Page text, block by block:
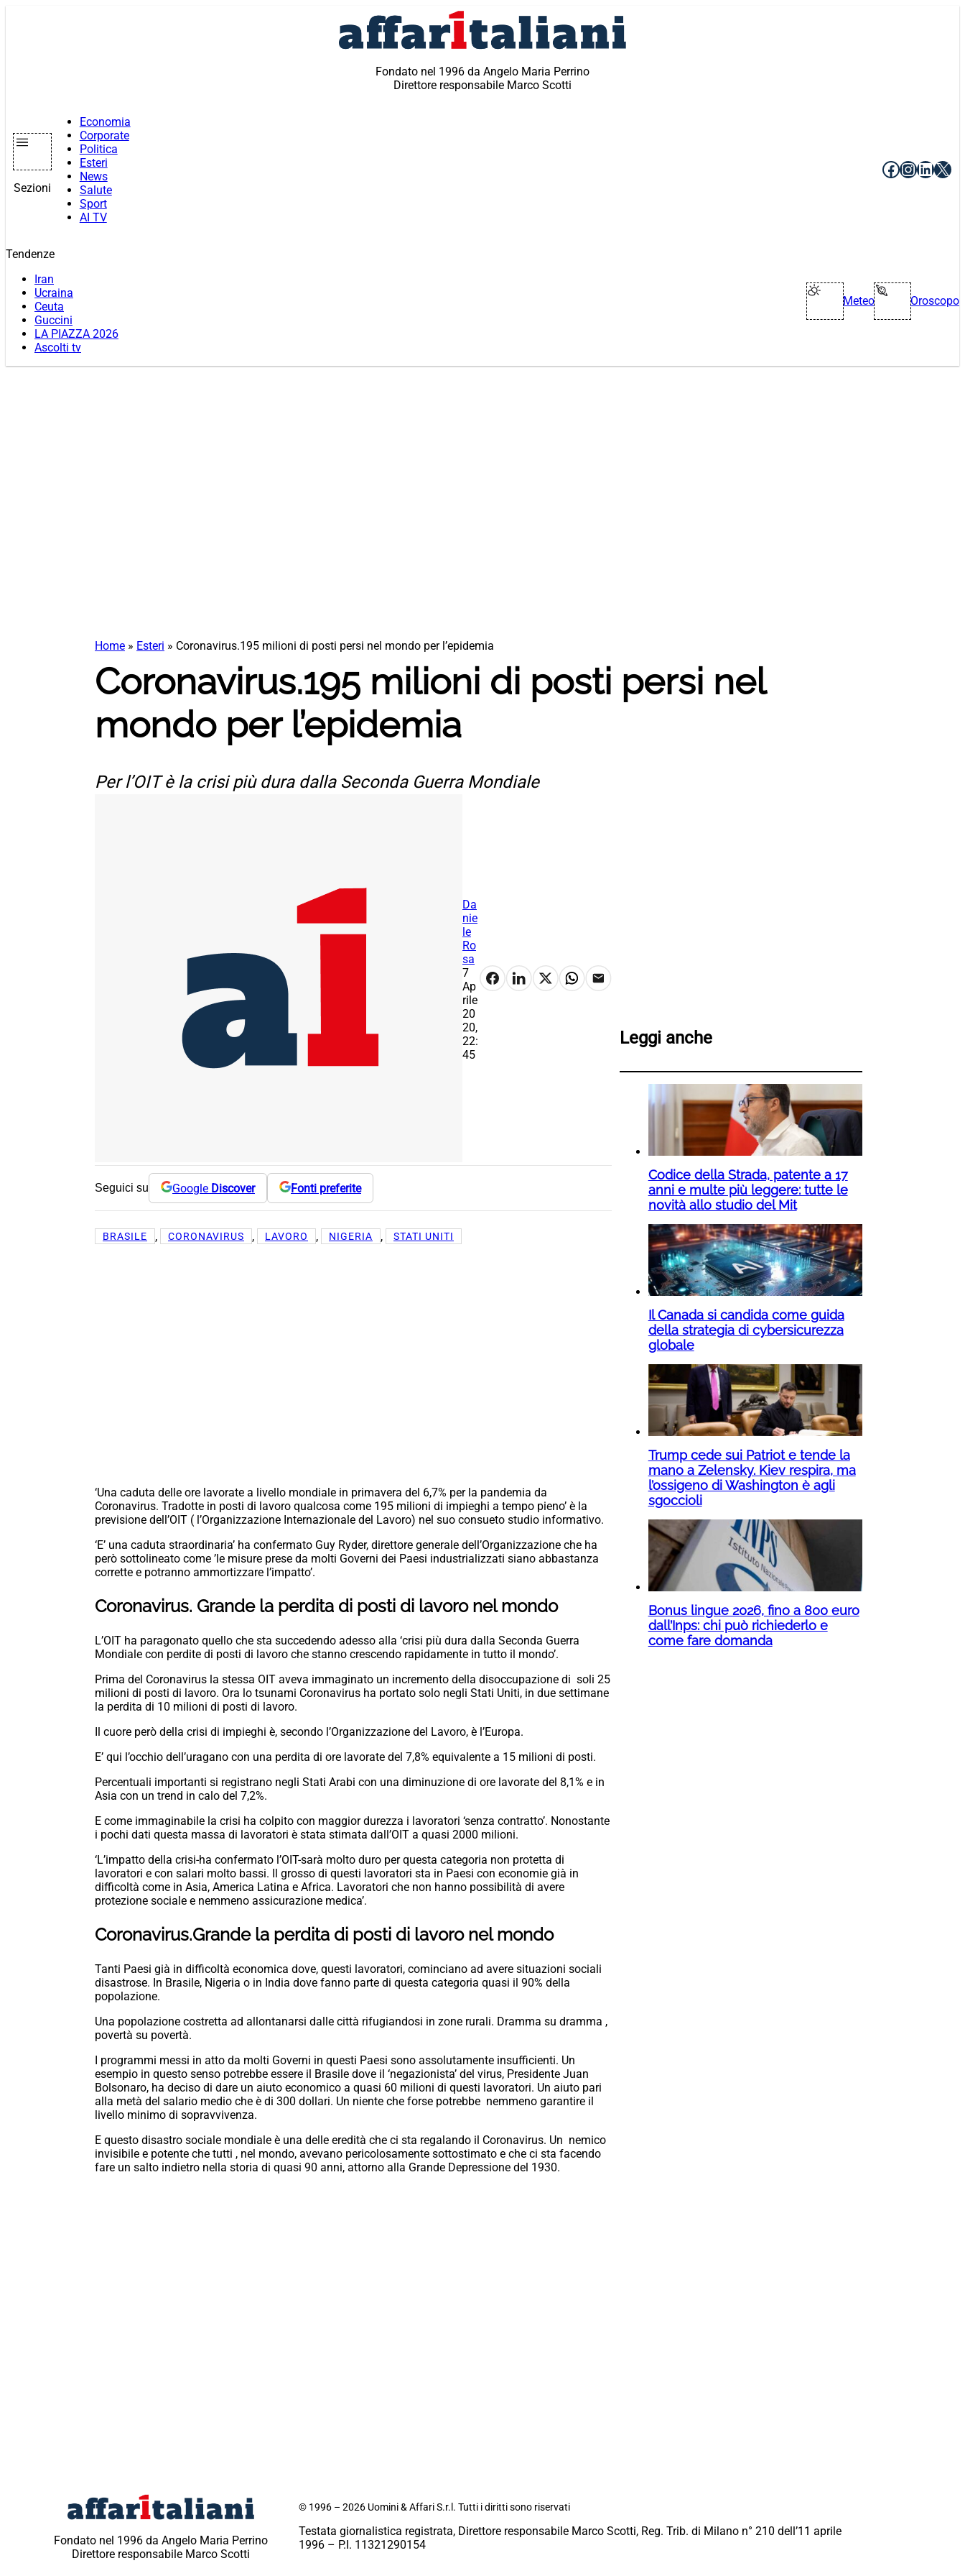
Fondato nel 1996 da Angelo Maria Perrino
Direttore responsabile Marco Scotti
Sezioni
Economia
Corporate
Politica
Esteri
News
Salute
Sport
AI TV
Facebook
X
Tendenze
Iran
Ucraina
Ceuta
Guccini
LA PIAZZA 2026
Ascolti tv
Meteo Oroscopo
Home » Esteri » Coronavirus.195 milioni di posti persi nel mondo per l’epidemia
Coronavirus.195 milioni di posti persi nel
mondo per l’epidemia
Per l’OIT è la crisi più dura dalla Seconda Guerra Mondiale
Da
nie
le
Ro
sa
7
Ap
rile
20
20,
22:
45
Seguici su Google Discover Fonti preferite
BRASILE , CORONAVIRUS , LAVORO , NIGERIA , STATI UNITI
‘Una caduta delle ore lavorate a livello mondiale in primavera del 6,7% per la pandemia da
Coronavirus. Tradotte in posti di lavoro qualcosa come 195 milioni di impieghi a tempo pieno’ è la
previsione dell’OIT ( l’Organizzazione Internazionale del Lavoro) nel suo consueto studio informativo.
‘E’ una caduta straordinaria’ ha confermato Guy Ryder, direttore generale dell’Organizzazione che ha
però sottolineato come ’le misure prese da molti Governi dei Paesi industrializzati siano abbastanza
corrette e potranno ammortizzare l’impatto’.
Coronavirus. Grande la perdita di posti di lavoro nel mondo
L’OIT ha paragonato quello che sta succedendo adesso alla ‘crisi più dura dalla Seconda Guerra
Mondiale con perdite di posti di lavoro che stanno crescendo rapidamente in tutto il mondo’.
Prima del Coronavirus la stessa OIT aveva immaginato un incremento della disoccupazione di soli 25
milioni di posti di lavoro. Ora lo tsunami Coronavirus ha portato solo negli Stati Uniti, in due settimane
la perdita di 10 milioni di posti di lavoro.
Il cuore però della crisi di impieghi è, secondo l’Organizzazione del Lavoro, è l’Europa.
E’ qui l’occhio dell’uragano con una perdita di ore lavorate del 7,8% equivalente a 15 milioni di posti.
Percentuali importanti si registrano negli Stati Arabi con una diminuzione di ore lavorate del 8,1% e in
Asia con un trend in calo del 7,2%.
E come immaginabile la crisi ha colpito con maggior durezza i lavoratori ‘senza contratto’. Nonostante
i pochi dati questa massa di lavoratori è stata stimata dall’OIT a quasi 2000 milioni.
‘L’impatto della crisi-ha confermato l’OIT-sarà molto duro per questa categoria non protetta di
lavoratori e con salari molto bassi. Il grosso di questi lavoratori sta in Paesi con economie già in
difficoltà come in Asia, America Latina e Africa. Lavoratori che non hanno possibilità di avere
protezione sociale e nemmeno assicurazione medica’.
Coronavirus.Grande la perdita di posti di lavoro nel mondo
Tanti Paesi già in difficoltà economica dove, questi lavoratori, cominciano ad avere situazioni sociali
disastrose. In Brasile, Nigeria o in India dove fanno parte di questa categoria quasi il 90% della
popolazione.
Una popolazione costretta ad allontanarsi dalle città rifugiandosi in zone rurali. Dramma su dramma ,
povertà su povertà.
I programmi messi in atto da molti Governi in questi Paesi sono assolutamente insufficienti. Un
esempio in questo senso potrebbe essere il Brasile dove il ‘negazionista’ del virus, Presidente Juan
Bolsonaro, ha deciso di dare un aiuto economico a quasi 60 milioni di questi lavoratori. Un aiuto pari
alla metà del salario medio che è di 300 dollari. Un niente che forse potrebbe nemmeno garantire il
livello minimo di sopravvivenza.
E questo disastro sociale mondiale è una delle eredità che ci sta regalando il Coronavirus. Un nemico
invisibile e potente che tutti , nel mondo, avevano pericolosamente sottostimato e che ci sta facendo
fare un salto indietro nella storia di quasi 90 anni, attorno alla Grande Depressione del 1930.
Leggi anche
Codice della Strada, patente a 17
anni e multe più leggere: tutte le
novità allo studio del Mit
Il Canada si candida come guida
della strategia di cybersicurezza
globale
Trump cede sui Patriot e tende la
mano a Zelensky. Kiev respira, ma
l’ossigeno di Washington è agli
sgoccioli
Bonus lingue 2026, fino a 800 euro
dall’Inps: chi può richiederlo e
come fare domanda
Fondato nel 1996 da Angelo Maria Perrino
Direttore responsabile Marco Scotti
© 1996 – 2026 Uomini & Affari S.r.l. Tutti i diritti sono riservati
Testata giornalistica registrata, Direttore responsabile Marco Scotti, Reg. Trib. di Milano n° 210 dell’11 aprile
1996 – P.I. 11321290154